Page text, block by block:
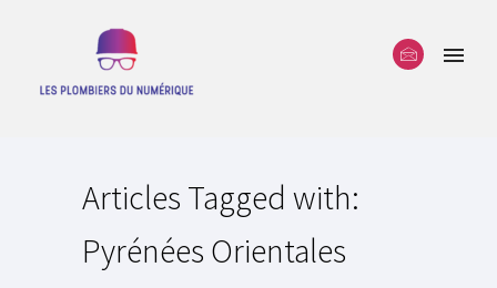
Articles Tagged with:
Pyrénées Orientales